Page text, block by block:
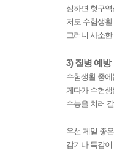
심하면 헛구
저도 수험생
그러니 사소
3) 질병 예방
수험생활 중
게다가 수험
수능을 치러
우선 제일 좋
감기나 독감